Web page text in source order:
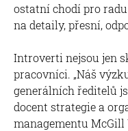
ostatní chodí pro
na detaily, přesní,
Introverti nejsou jen
pracovníci. „Náš
generálních ředitelů
docent strategie a
managementu McGill